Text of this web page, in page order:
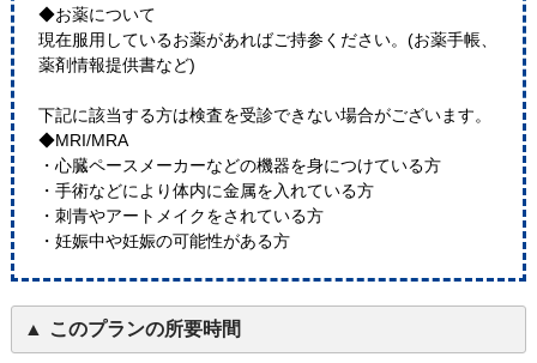
◆お薬について
現在服用しているお薬があればご持参ください。(お薬手帳、
薬剤情報提供書など)
下記に該当する方は検査を受診できない場合がございます。
◆MRI/MRA
・心臓ペースメーカーなどの機器を身につけている方
・手術などにより体内に金属を入れている方
・刺青やアートメイクをされている方
・妊娠中や妊娠の可能性がある方
このプランの所要時間